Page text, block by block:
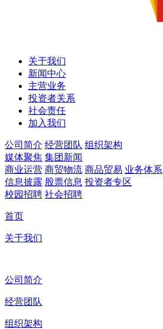
关于我们
新闻中心
主营业务
投资者关系
社会责任
加入我们
公司简介 经营团队 组织架构
媒体聚焦 集团新闻
商业运营 商贸物流 商品贸易 业务体系
信息披露 股票信息 投资者专区
校园招聘 社会招聘
首页
关于我们
公司简介
经营团队
组织架构